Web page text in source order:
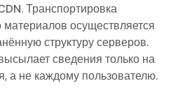
Транспортировка
материалов осуществляется
структуру серверов.
сведения только на
а не каждому пользователю.